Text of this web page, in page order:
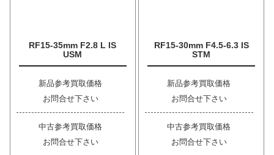
RF15-35mm F2.8 L IS
USM
新品参考買取価格
お問合せ下さい
中古参考買取価格
お問合せ下さい
RF15-30mm F4.5-6.3 IS
STM
新品参考買取価格
お問合せ下さい
中古参考買取価格
お問合せ下さい